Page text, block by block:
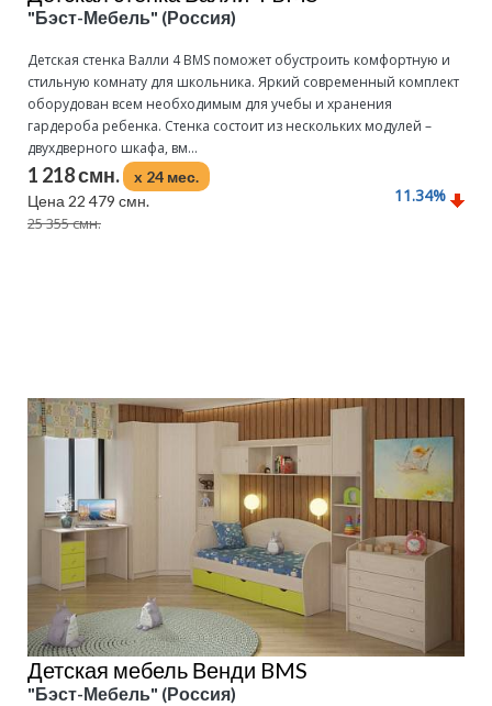
"Бэст-Мебель" (Россия)
Детская стенка Валли 4 BMS поможет обустроить комфортную и
стильную комнату для школьника. Яркий современный комплект
оборудован всем необходимым для учебы и хранения
гардероба ребенка. Стенка состоит из нескольких модулей –
двухдверного шкафа, вм...
1 218 смн.
x 24 мес.
Цена 22 479 смн.
25 355 смн.
11.34%
Детская мебель Венди BMS
"Бэст-Мебель" (Россия)